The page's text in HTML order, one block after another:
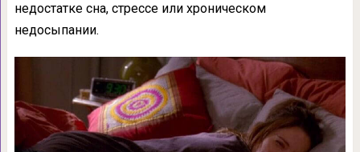
недостатке сна, стрессе или хроническом
недосыпании.